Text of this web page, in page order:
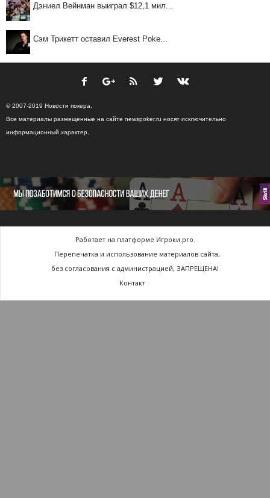
Дэниел Вейнман выиграл $12,1 мил...
Сэм Трикетт оставил Everest Poke...
© 2007-2019 Новости покера.
Все материалы размещенные на сайте newspoker.ru носят исключительно
информационный характер.
Работает на платформе Игроки.pro.
Перепечатка и использование материалов сайта,
без согласования с администрацией, ЗАПРЕЩЕНА!
Контакт